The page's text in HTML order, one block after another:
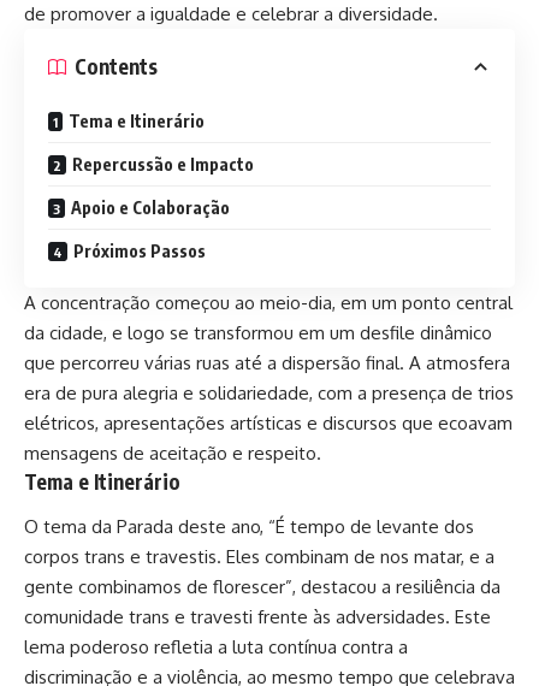
de promover a igualdade e celebrar a diversidade.
Contents
Tema e Itinerário
Repercussão e Impacto
Apoio e Colaboração
Próximos Passos
A concentração começou ao meio-dia, em um ponto central
da cidade, e logo se transformou em um desfile dinâmico
que percorreu várias ruas até a dispersão final. A atmosfera
era de pura alegria e solidariedade, com a presença de trios
elétricos, apresentações artísticas e discursos que ecoavam
mensagens de aceitação e respeito.
Tema e Itinerário
O tema da Parada deste ano, “É tempo de levante dos
corpos trans e travestis. Eles combinam de nos matar, e a
gente combinamos de florescer”, destacou a resiliência da
comunidade trans e travesti frente às adversidades. Este
lema poderoso refletia a luta contínua contra a
discriminação e a violência, ao mesmo tempo que celebrava